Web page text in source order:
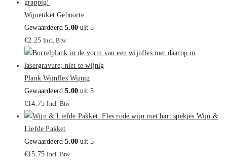
Wijnetiket Geboorte
Gewaardeerd5.00 uit 5
€2.25 Incl. Btw
Plank Wijnfles Wijnig
Gewaardeerd5.00 uit 5
€14.75 Incl. Btw
Wijn &
Liefde Pakket
Gewaardeerd5.00 uit 5
€15.75 Incl. Btw